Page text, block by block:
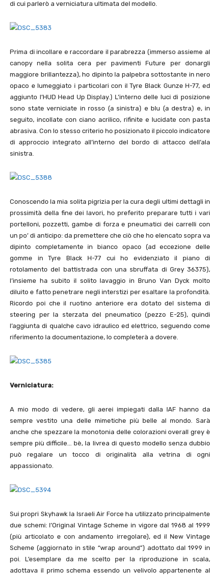
di cui parlerò a verniciatura ultimata del modello.
Prima di incollare e raccordare il parabrezza (immerso assieme al
canopy nella solita cera per pavimenti Future per donargli
maggiore brillantezza), ho dipinto la palpebra sottostante in nero
opaco e lumeggiato i particolari con il Tyre Black Gunze H-77, ed
aggiunto l’HUD Head Up Display.) L’interno delle luci di posizione
sono state verniciate in rosso (a sinistra) e blu (a destra) e, in
seguito, incollate con ciano acrilico, rifinite e lucidate con pasta
abrasiva. Con lo stesso criterio ho posizionato il piccolo indicatore
di approccio integrato all’interno del bordo di attacco dell’ala
sinistra.
Conoscendo la mia solita pigrizia per la cura degli ultimi dettagli in
prossimità della fine dei lavori, ho preferito preparare tutti i vari
portelloni, pozzetti, gambe di forza e pneumatici dei carrelli con
un po’ di anticipo: da premettere che ciò che ho elencato sopra va
dipinto completamente in bianco opaco (ad eccezione delle
gomme in Tyre Black H-77 cui ho evidenziato il piano di
rotolamento del battistrada con una sbruffata di Grey 36375),
l’insieme ha subito il solito lavaggio in Bruno Van Dyck molto
diluito e fatto penetrare negli interstizi per esaltare la profondità.
Ricordo poi che il ruotino anteriore era dotato del sistema di
steering per la sterzata del pneumatico (pezzo E-25), quindi
l’aggiunta di qualche cavo idraulico ed elettrico, seguendo come
riferimento la documentazione, lo completerà a dovere.
Verniciatura:
A mio modo di vedere, gli aerei impiegati dalla IAF hanno da
sempre vestito una delle mimetiche più belle al mondo. Sarà
anche che spezzare la monotonia delle colorazioni overall grey è
sempre più difficile… bè, la livrea di questo modello senza dubbio
può regalare un tocco di originalità alla vetrina di ogni
appassionato.
Sui propri Skyhawk la Israeli Air Force ha utilizzato principalmente
due schemi: l’Original Vintage Scheme in vigore dal 1968 al1999
(più articolato e con andamento irregolare), ed il New Vintage
Scheme (aggiornato in stile “wrap around”) adottato dal1999 in
poi. L’esemplare da me scelto per la riproduzione in scala,
adottava il primo schema essendo un velivolo appartenente al